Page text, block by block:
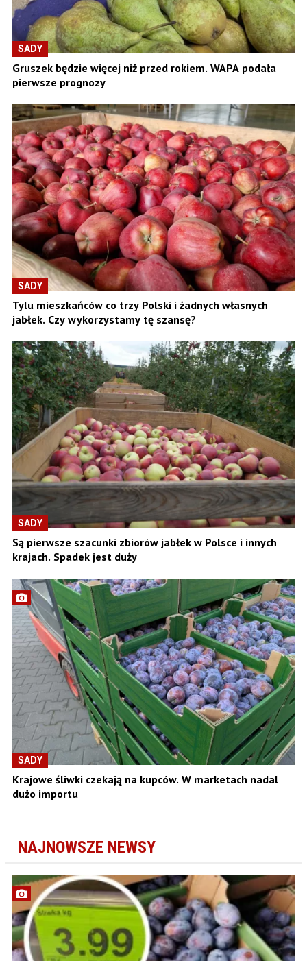
SADY
Gruszek będzie więcej niż przed rokiem. WAPA podała
pierwsze prognozy
SADY
Tylu mieszkańców co trzy Polski i żadnych własnych
jabłek. Czy wykorzystamy tę szansę?
SADY
Są pierwsze szacunki zbiorów jabłek w Polsce i innych
krajach. Spadek jest duży
SADY
Krajowe śliwki czekają na kupców. W marketach nadal
dużo importu
NAJNOWSZE NEWSY